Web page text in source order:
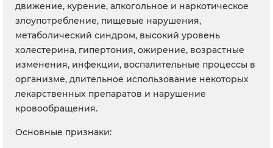
движение, курение, алкогольное и наркотическое
злоупотребление, пищевые нарушения,
метаболический синдром, высокий уровень
холестерина, гипертония, ожирение, возрастные
изменения, инфекции, воспалительные процессы в
организме, длительное использование некоторых
лекарственных препаратов и нарушение
кровообращения.
Основные признаки: